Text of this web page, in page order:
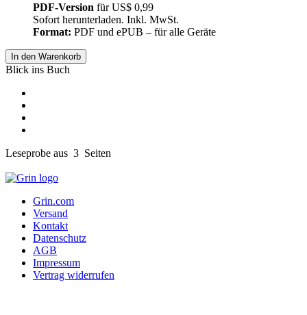
PDF-Version fürUS$ 0,99
Sofort herunterladen. Inkl. MwSt.
Format: PDF und ePUB – für alle Geräte
In den Warenkorb
Blick ins Buch
Leseprobe aus 3 Seiten
Grin.com
Versand
Kontakt
Datenschutz
AGB
Impressum
Vertrag widerrufen